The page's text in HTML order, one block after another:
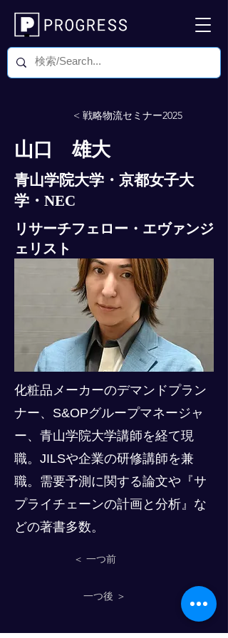
< 戦略物流セミナー2025
山口 雄大
青山学院大学・京都女子大
学・NEC
リサーチフェロー・エヴァンジ
ェリスト
化粧品メーカーのデマンドプラン
ナー、S&OPグループマネージャ
ー、青山学院大学講師を経て現
職。JILSや企業の研修講師を兼
職。需要予測に関する論文や『サ
プライチェーンの計画と分析』な
どの著書多数。
＜ 一つ前
一つ後 ＞